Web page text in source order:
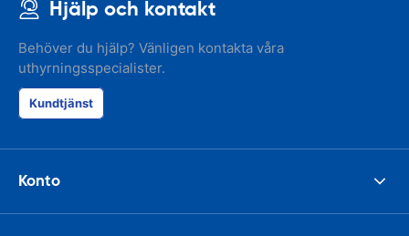
Hjälp och kontakt
Behöver du hjälp? Vänligen kontakta våra
uthyrningsspecialister.
Kundtjänst
Konto